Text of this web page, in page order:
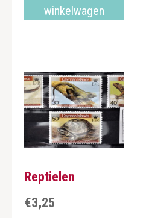
winkelwagen
Reptielen
€3,25